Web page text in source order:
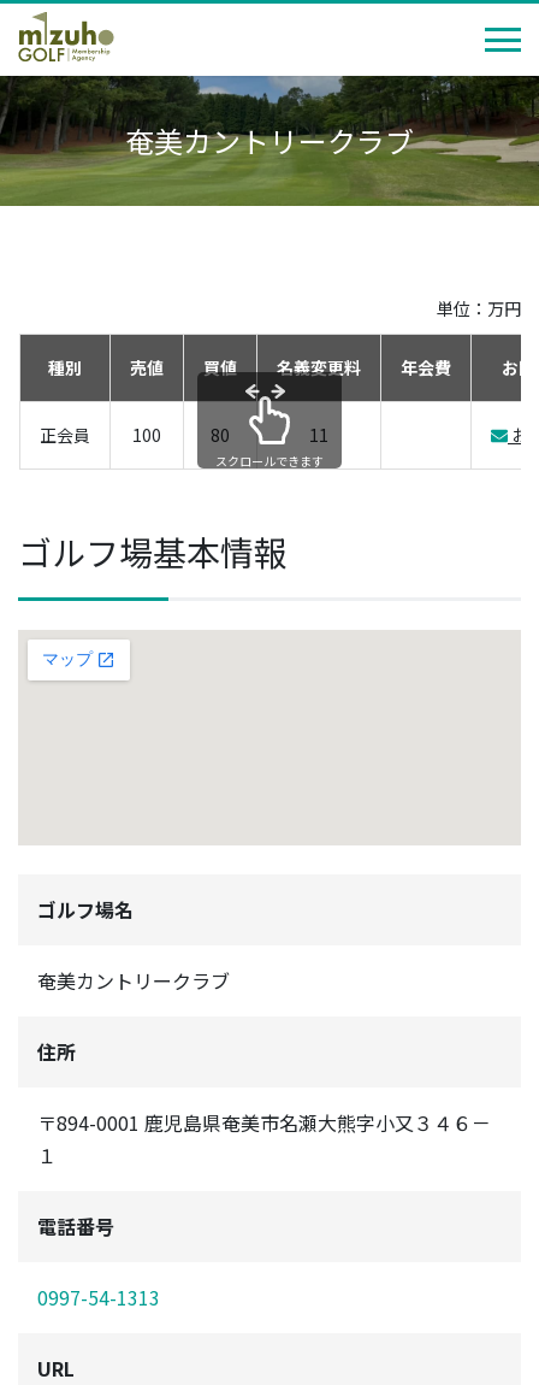
奄美カントリークラブ
単位：万円
種別 売値 買値 名義変更料 年会費 お
正会員 100 80 11 お
スクロールできます
ゴルフ場基本情報
ゴルフ場名
奄美カントリークラブ
住所
〒894-0001 鹿児島県奄美市名瀬大熊字小又３４６－
１
電話番号
0997-54-1313
URL